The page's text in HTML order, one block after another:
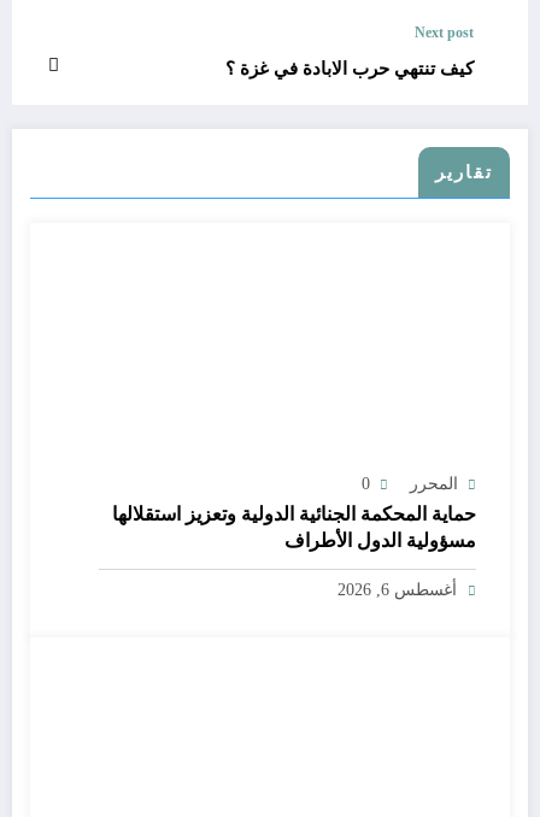
Next post
كيف تنتهي حرب الابادة في غزة ؟
تقارير
المحرر 0
حماية المحكمة الجنائية الدولية وتعزيز استقلالها
مسؤولية الدول الأطراف
أغسطس 6, 2026